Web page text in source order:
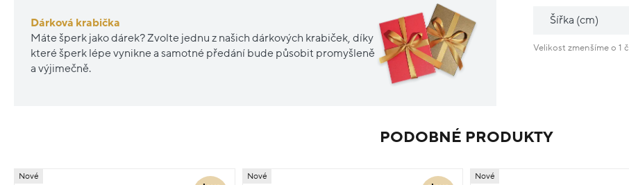
Dárková krabička
Máte šperk jako dárek? Zvolte jednu z našich dárkových krabiček, díky
které šperk lépe vynikne a samotné předání bude působit promyšleně
a výjimečně.
Šířka (cm)
Velikost zmenšíme o 1
PODOBNÉ PRODUKTY
Nové Nové Nové